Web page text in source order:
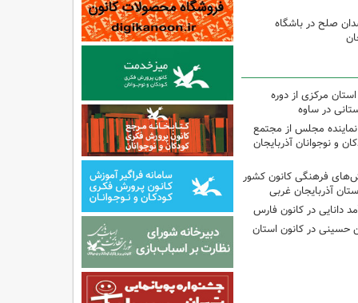
صلح در باشگاه
مرکزی از دوره
در ساوه
مجلس از مجتمع
و نوجوانان آذربایجان
فرهنگی کانون کشور
آذربایجان غربی
دانایی در کانون فارس
حسینی در کانون استان